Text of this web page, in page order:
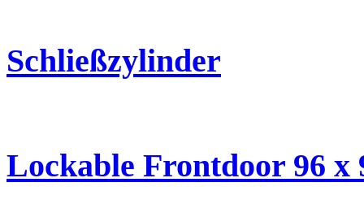
Schließzylinder
Lockable Frontdoor 96 x